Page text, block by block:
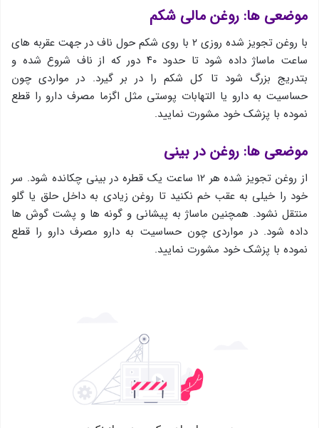
موضعی ها: روغن مالی شكم
با روغن تجویز شده روزی ۲ با روی شکم حول ناف در جهت عقربه های
ساعت ماساژ داده شود تا حدود ۴۰ دور که از ناف شروع شده و
بتدریج بزرگ شود تا کل شکم را در بر گیرد. در مواردی چون
حساسیت به دارو یا التهابات پوستی مثل اگزما مصرف دارو را قطع
نموده با پزشک خود مشورت نمایید.
موضعی ها: روغن در بینی
از روغن تجویز شده هر ۱۲ ساعت یک قطره در بینی چکانده شود. سر
خود را خیلی به عقب خم نکنید تا روغن زیادی به داخل حلق یا گلو
منتقل نشود. همچنین ماساژ به پیشانی و گونه ها و پشت گوش ها
داده شود. در مواردی چون حساسیت به دارو مصرف دارو را قطع
نموده با پزشک خود مشورت نمایید.